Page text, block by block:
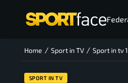
Home / Sport in TV / Sport in tv
SPORT IN TV